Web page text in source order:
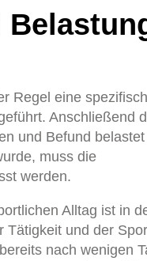
Regel eine
Anschließend
und Befund
muss die
werden.
Alltag ist in
Tätigkeit und der
nach wenigen